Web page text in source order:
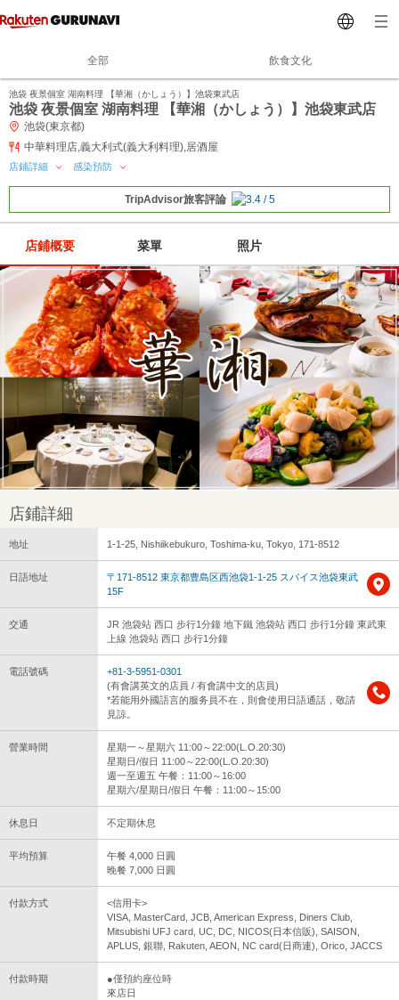
全部 飲食文化
池袋 夜景個室 湖南料理 【華湘（かしょう）】池袋東武店
池袋 夜景個室 湖南料理 【華湘（かしょう）】池袋東武店
池袋(東京都)
中華料理店,義大利式(義大利料理),居酒屋
店鋪詳細 感染預防
TripAdvisor旅客評論
店鋪概要 菜單 照片
店鋪詳細
地址 1-1-25, Nishiikebukuro, Toshima-ku, Tokyo, 171-8512
日語地址
〒171-8512 東京都豊島区西池袋1-1-25 スパイス池袋東武
15F
交通
JR 池袋站 西口 步行1分鐘 地下鐵 池袋站 西口 步行1分鐘 東武東
上線 池袋站 西口 步行1分鐘
電話號碼
+81-3-5951-0301
(有會講英文的店員 / 有會講中文的店員)
*若能用外國語言的服务員不在，則會使用日語通話，敬請
見諒。
營業時間
星期一～星期六 11:00～22:00(L.O.20:30)
星期日/假日 11:00～22:00(L.O.20:30)
週一至週五 午餐：11:00～16:00
星期六/星期日/假日 午餐：11:00～15:00
休息日 不定期休息
平均預算
午餐 4,000 日圓
晚餐 7,000 日圓
付款方式
<信用卡>
VISA, MasterCard, JCB, American Express, Diners Club,
Mitsubishi UFJ card, UC, DC, NICOS(日本信販), SAISON,
APLUS, 銀聯, Rakuten, AEON, NC card(日商連), Orico, JACCS
付款時期
●僅預約座位時
來店日